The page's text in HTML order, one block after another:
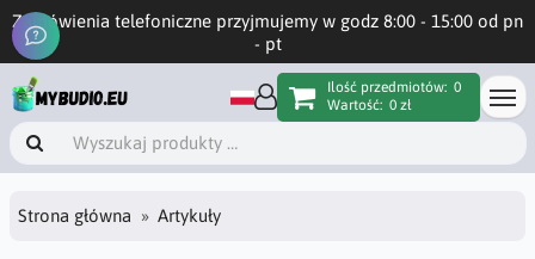
Zamówienia telefoniczne przyjmujemy w godz 8:00 - 15:00 od pn
- pt
Ilość przedmiotów: 0
Wartość: 0 zł
Strona główna Artykuły